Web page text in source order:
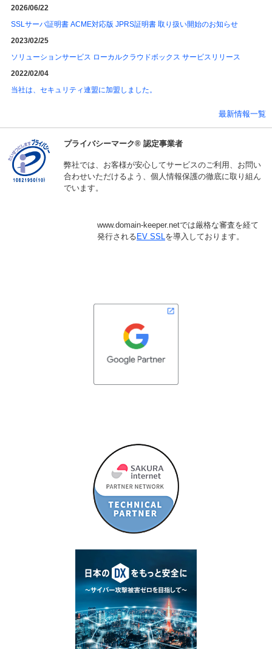
2026/06/22
SSLサーバ証明書 ACME対応版 JPRS証明書 取り扱い開始のお知らせ
2023/02/25
ソリューションサービス ローカルクラウドボックス サービスリリース
2022/02/04
当社は、セキュリティ連盟に加盟しました。
最新情報一覧
プライバシーマーク® 認定事業者
弊社では、お客様が安心してサービスのご利用、お問い
合わせいただけるよう、個人情報保護の徹底に取り組ん
でいます。
www.domain-keeper.netでは厳格な審査を経て
発行される EV SSL を導入しております。